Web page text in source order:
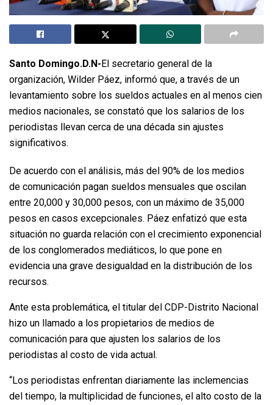
Santo Domingo.D.N-El secretario general de la
organización, Wilder Páez, informó que, a través de un
levantamiento sobre los sueldos actuales en al menos cien
medios nacionales, se constató que los salarios de los
periodistas llevan cerca de una década sin ajustes
significativos.
De acuerdo con el análisis, más del 90% de los medios
de comunicación pagan sueldos mensuales que oscilan
entre 20,000 y 30,000 pesos, con un máximo de 35,000
pesos en casos excepcionales. Páez enfatizó que esta
situación no guarda relación con el crecimiento exponencial
de los conglomerados mediáticos, lo que pone en
evidencia una grave desigualdad en la distribución de los
recursos.
Ante esta problemática, el titular del CDP-Distrito Nacional
hizo un llamado a los propietarios de medios de
comunicación para que ajusten los salarios de los
periodistas al costo de vida actual.
“Los periodistas enfrentan diariamente las inclemencias
del tiempo, la multiplicidad de funciones, el alto costo de la